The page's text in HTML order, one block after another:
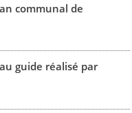
communal de
guide réalisé par